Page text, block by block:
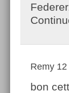
Remy
bon